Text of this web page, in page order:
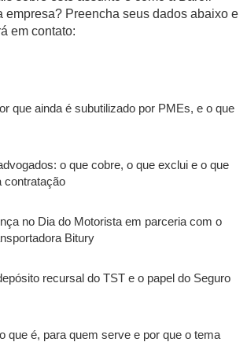
empresa? Preencha seus dados abaixo e
em contato:
que ainda é subutilizado por PMEs, e o que
o que cobre, o que exclui e o que
contratação
no Dia do Motorista em parceria com o
Bitury
recursal do TST e o papel do Seguro
que é, para quem serve e por que o tema